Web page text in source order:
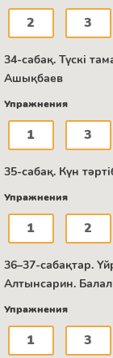
2 3
34-сабақ. Түскі
Ашықбаев
Упражнения
1 3
35-сабақ. Күн
Упражнения
1 2
36–37-сабақтар.
Алтынсарин.
Упражнения
1 3